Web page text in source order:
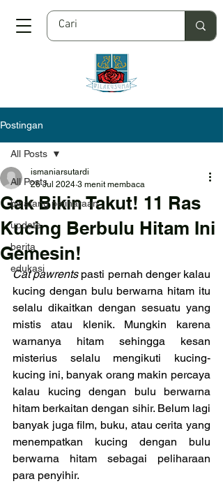
Postingan
All Posts
binatang peliharaan
update
berita
edukasi
All Posts
Gak Bikin Takut! 11 Ras
Kucing Berbulu Hitam Ini
Gemesin!
ismaniarsutardi
26 Jul 2024 3 menit membaca
Cat pawrents pasti pernah denger kalau
kucing dengan bulu berwarna hitam itu
selalu dikaitkan dengan sesuatu yang
mistis atau klenik. Mungkin karena
warnanya hitam sehingga kesan
misterius selalu mengikuti kucing-
kucing ini, banyak orang makin percaya
kalau kucing dengan bulu berwarna
hitam berkaitan dengan sihir. Belum lagi
banyak juga film, buku, atau cerita yang
menempatkan kucing dengan bulu
berwarna hitam sebagai peliharaan
para penyihir.